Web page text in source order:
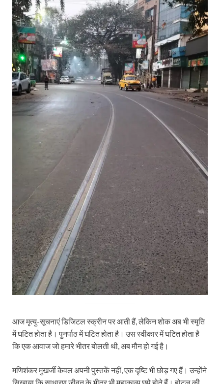
आज मृत्यु-सूचनाएं डिजिटल स्क्रीन पर आती हैं, लेकिन शोक अब भी स्मृति
में घटित होता है। पुनर्पाठ में घटित होता है। उस स्वीकार में घटित होता है
कि एक आवाज जो हमारे भीतर बोलती थी, अब मौन हो गई है।
मणिशंकर मुखर्जी केवल अपनी पुस्तकें नहीं, एक दृष्टि भी छोड़ गए हैं। उन्होंने